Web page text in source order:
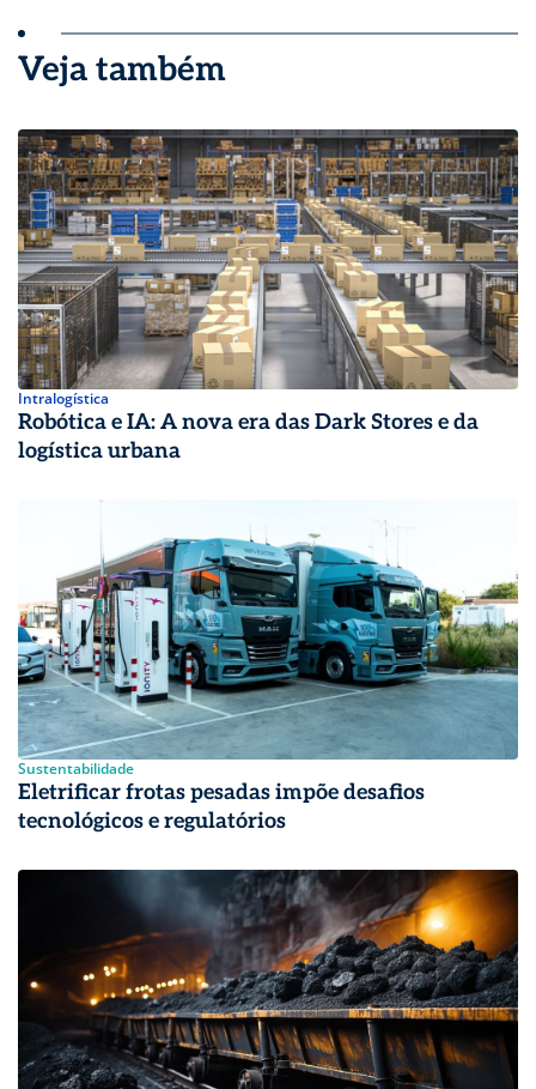
Veja também
Intralogística
Robótica e IA: A nova era das Dark Stores e da
logística urbana
Sustentabilidade
Eletrificar frotas pesadas impõe desafios
tecnológicos e regulatórios